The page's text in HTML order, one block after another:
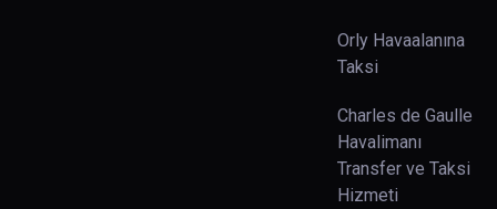
Orly Havaalanına
Taksi
Charles de Gaulle
Havalimanı
Transfer ve Taksi
Hizmeti